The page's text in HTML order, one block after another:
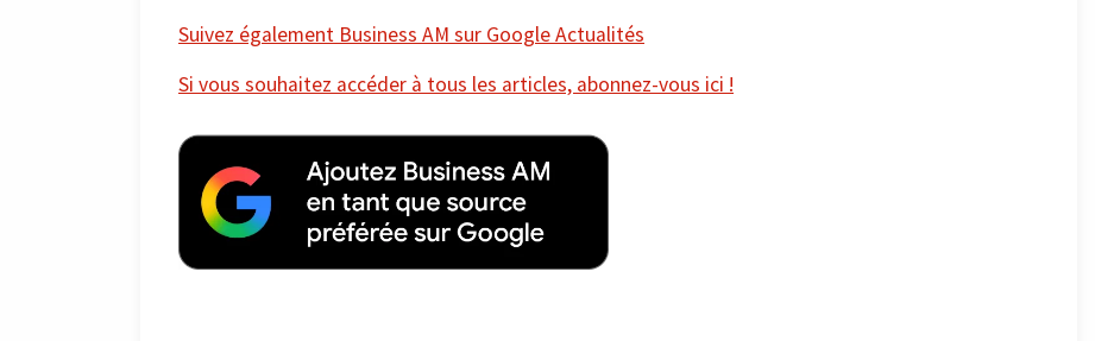
Suivez également Business AM sur Google Actualités
Si vous souhaitez accéder à tous les articles, abonnez-vous ici !